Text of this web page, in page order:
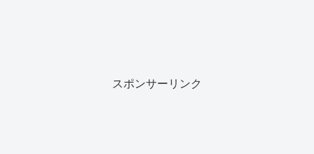
スポンサーリンク